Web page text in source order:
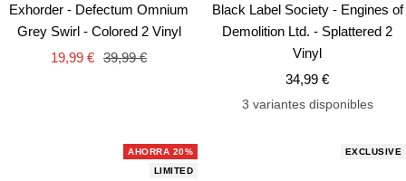
Exhorder - Defectum Omnium
Grey Swirl - Colored 2 Vinyl
Precio
19,99 € Precio
39,99 €
Black Label Society - Engines of
Demolition Ltd. - Splattered 2
Vinyl
Precio
de
34,99 €
3 variantes disponibles
AHORRA 20%
LIMITED
EXCLUSIVE